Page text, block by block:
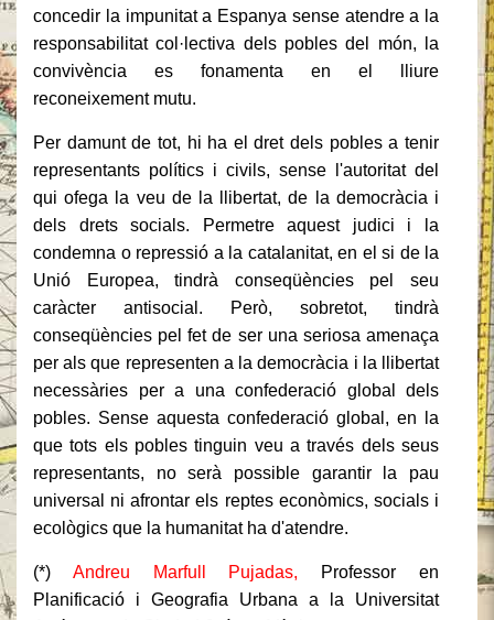
concedir la impunitat a Espanya sense atendre a la
responsabilitat col·lectiva dels pobles del món, la
convivència es fonamenta en el lliure
reconeixement mutu.
Per damunt de tot, hi ha el dret dels pobles a tenir
representants polítics i civils, sense l'autoritat del
qui ofega la veu de la llibertat, de la democràcia i
dels drets socials.
Permetre aquest judici i la
condemna o repressió a la catalanitat, en el si de la
Unió Europea, tindrà conseqüències pel seu
caràcter antisocial.
Però, sobretot, tindrà
conseqüències pel fet de ser una seriosa amenaça
per als que representen a la democràcia i la llibertat
necessàries per a una confederació global dels
pobles. Sense aquesta confederació global, en la
que tots els pobles tinguin veu a través dels seus
representants, no serà possible garantir la pau
universal ni afrontar els reptes econòmics, socials i
ecològics que la humanitat ha d'atendre.
(*) Andreu Marfull Pujadas, Professor en
Planificació i Geografia Urbana a la Universitat